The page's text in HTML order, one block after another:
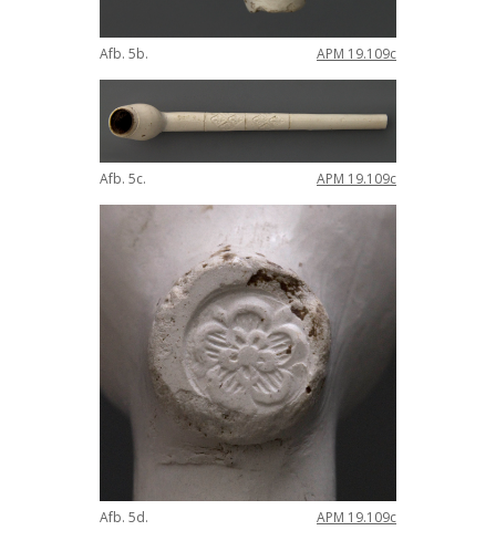
Afb. 5b. APM 19.109c
Afb. 5c. APM 19.109c
Afb. 5d. APM 19.109c